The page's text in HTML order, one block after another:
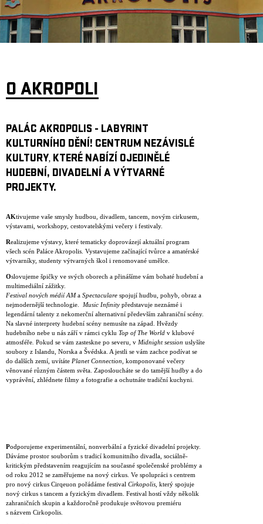
O AKROPOLI
PALÁC AKROPOLIS - LABYRINT
KULTURNÍHO DĚNÍ! CENTRUM NEZÁVISLÉ
KULTURY, KTERÉ NABÍZÍ OJEDINĚLÉ
HUDEBNÍ, DIVADELNÍ A VÝTVARNÉ
PROJEKTY.
AKtivujeme vaše smysly hudbou, divadlem, tancem, novým cirkusem,
výstavami, workshopy, cestovatelskými večery i festivaly.
Realizujeme výstavy, které tematicky doprovázejí aktuální program
všech scén Paláce Akropolis. Vystavujeme začínající tvůrce a amatérské
výtvarníky, studenty výtvarných škol i renomované umělce.
Oslovujeme špičky ve svých oborech a přinášíme vám bohaté hudební a
multimediální zážitky.
Festival nových médií AMa Spectaculare spojují hudbu, pohyb, obraz a
nejmodernější technologie. Music Infinity představuje neznámé i
legendární talenty z nekomerční alternativní především zahraniční scény.
Na slavné interprety hudební scény nemusíte na západ. Hvězdy
hudebního nebe u nás září v rámci cyklu Top of The World v klubové
atmosféře Pokud se vám zasteskne po severu, v Midnight session uslyšíte
soubory z Islandu, Norska a Švédska. A jestli se vám zachce podívat se
do dalších zemí, uvítáte Planet Connection , komponované večery
věnované různým částem světa. Zaposloucháte se do tamější hudby a do
vyprávění, zhlédnete filmy a fotografie a ochutnáte tradiční kuchyni.
Podporujeme experimentální, nonverbální a fyzické divadelní projekty.
Dáváme prostor souborům s tradicí komunitního divadla, sociálně-
kritickým představením reagujícím na současné společenské problémy a
od roku 2012 se zaměřujeme na nový cirkus. Ve spolupráci s centrem
pro nový cirkus Cirqeuon pořádáme festival Cirkopolis , který spojuje
nový cirkus s tancem a fyzickým divadlem. Festival hostí vždy několik
zahraničních skupin a každoročně produkuje světovou premiéru
s názvem Cirkopolis.